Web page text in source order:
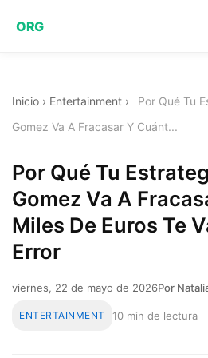
ORG
Inicio › Entertainment ›
Por Qué Tu
Gomez Va A Fracasar Y Cuánt...
Por Qué Tu
Gomez Va A
Miles De Euros Te
Error
viernes, 22 de mayo de 2026Por
ENTERTAINMENT 10 min de lectura